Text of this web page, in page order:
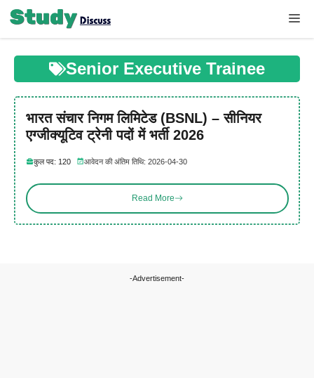
Skip
content
Senior Executive Trainee
भारत संचार निगम लिमिटेड (BSNL) – सीनियर
एग्जीक्यूटिव ट्रेनी पदों में भर्ती 2026
कुल पद: 120 आवेदन की अंतिम तिथि: 2026-04-30
Read More
-Advertisement-